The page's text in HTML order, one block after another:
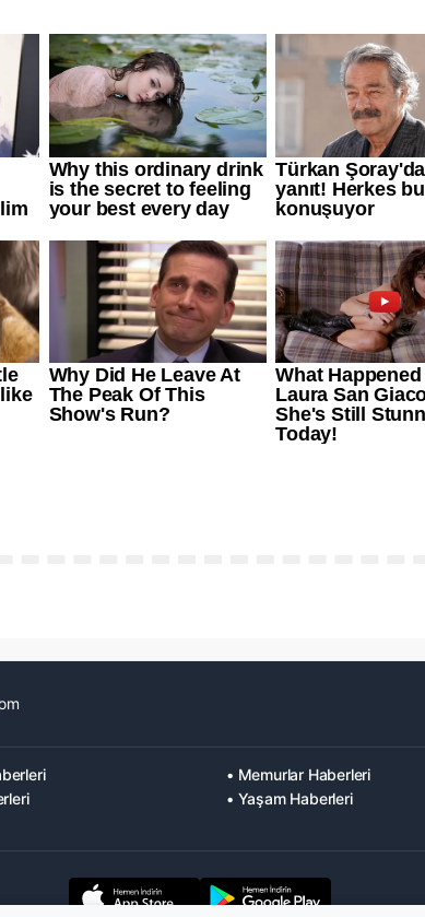
• Memurlar Haberleri
• Yaşam Haberleri